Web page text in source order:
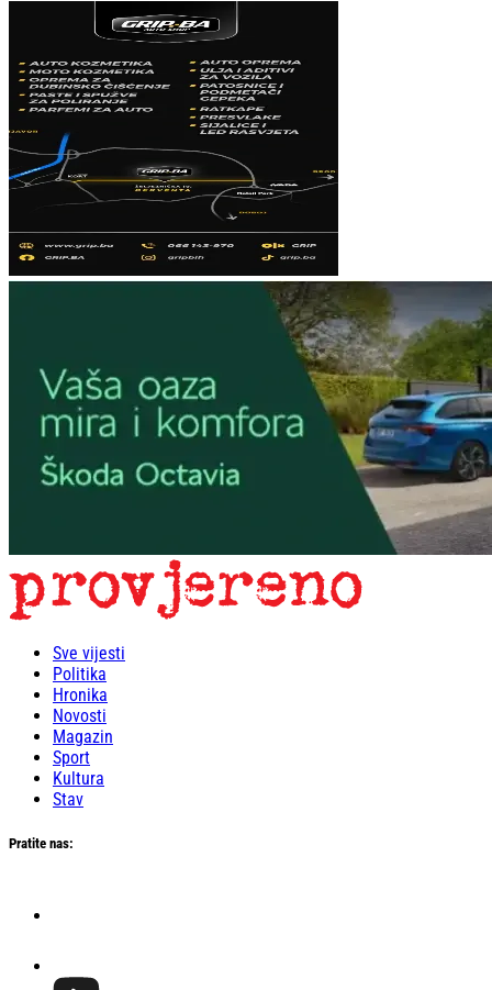
Sve vijesti
Politika
Hronika
Novosti
Magazin
Sport
Kultura
Stav
Pratite nas: